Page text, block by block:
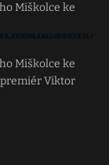
Miškolce ke
Miškolce ke
Viktor